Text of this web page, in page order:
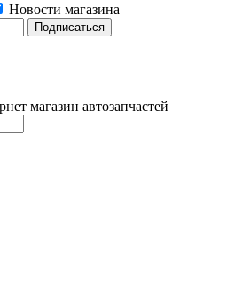
Новости магазина
магазин автозапчастей